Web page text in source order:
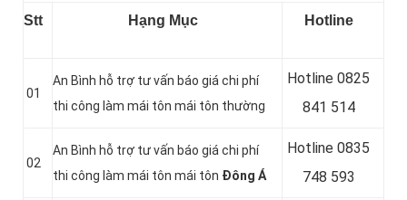
Stt Hạng Mục Hotline
01
An Bình hỗ trợ tư vấn báo giá chi phí
thi công làm mái tôn mái tôn thường
Hotline 0825
841 514
02
An Bình hỗ trợ tư vấn báo giá chi phí
thi công làm mái tôn mái tôn Đông Á
Hotline 0835
748 593